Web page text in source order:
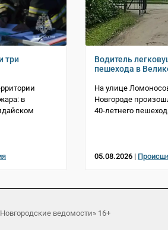
три
в
Водитель
пешехода в
На улице
Новгороде
40-летнего
05.08.2026 |
ведомости» 16+